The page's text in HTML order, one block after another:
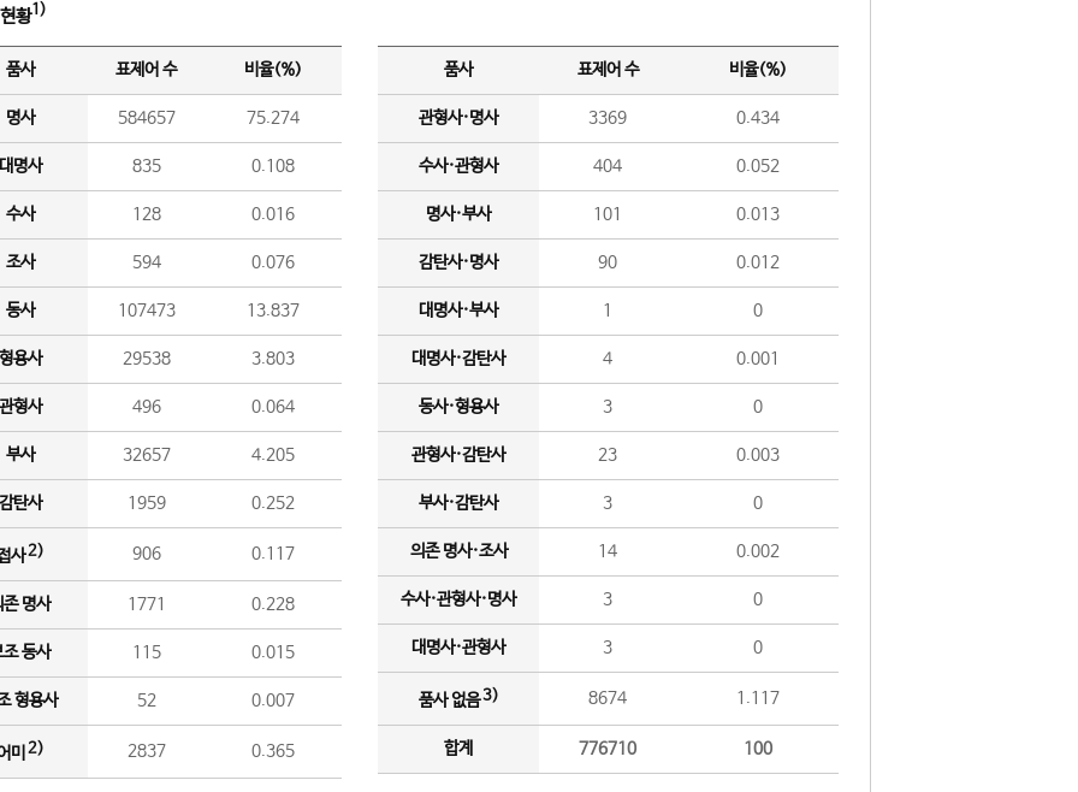
황1)
품사 표제어 수 비율(%)
명사 584657 75.274
명사 835 0.108
수사 128 0.016
조사 594 0.076
동사 107473 13.837
용사 29538 3.803
형사 496 0.064
부사 32657 4.205
탄사 1959 0.252
사2) 906 0.117
존 명사 1771 0.228
조 동사 115 0.015
형용사 52 0.007
미 2) 2837 0.365
품사 표제어 수 비율(%)
관형사·명사 3369 0.434
수사·관형사 404 0.052
명사·부사 101 0.013
감탄사·명사 90 0.012
대명사·부사 1 0
대명사·감탄사 4 0.001
동사·형용사 3 0
관형사·감탄사 23 0.003
부사·감탄사 3 0
의존 명사·조사 14 0.002
수사·관형사·명사 3 0
대명사·관형사 3 0
품사 없음3) 8674 1.117
합계 776710 100